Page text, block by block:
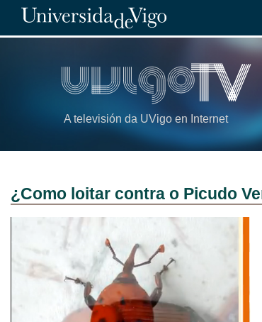
A televisión da UVigo en Internet
¿Como loitar contra o Picudo